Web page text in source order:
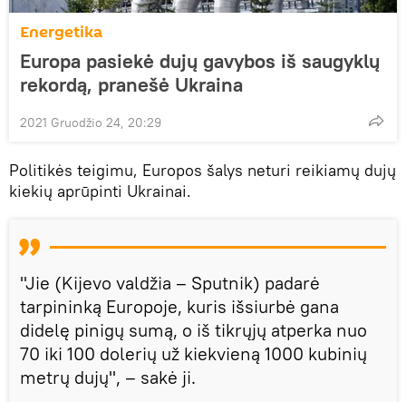
Energetika
Europa pasiekė dujų gavybos iš saugyklų
rekordą, pranešė Ukraina
2021 Gruodžio 24, 20:29
Politikės teigimu, Europos šalys neturi reikiamų dujų
kiekių aprūpinti Ukrainai.
"Jie (Kijevo valdžia – Sputnik) padarė
tarpininką Europoje, kuris išsiurbė gana
didelę pinigų sumą, o iš tikrųjų atperka nuo
70 iki 100 dolerių už kiekvieną 1000 kubinių
metrų dujų", – sakė ji.